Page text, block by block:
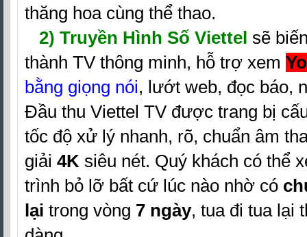
thăng hoa cùng thể thao.
2) Truyền Hình Số Viettel sẽ
thành TV thông minh, hỗ trợ xem
bằng giọng nói, lướt web, đọc báo,
Đầu thu Viettel TV được trang bị
tốc độ xử lý nhanh, rõ, chuẩn âm
giải 4K siêu nét. Quý khách có thể
trình bỏ lỡ bất cứ lúc nào nhờ có
lại trong vòng 7 ngày, tua đi tua lại